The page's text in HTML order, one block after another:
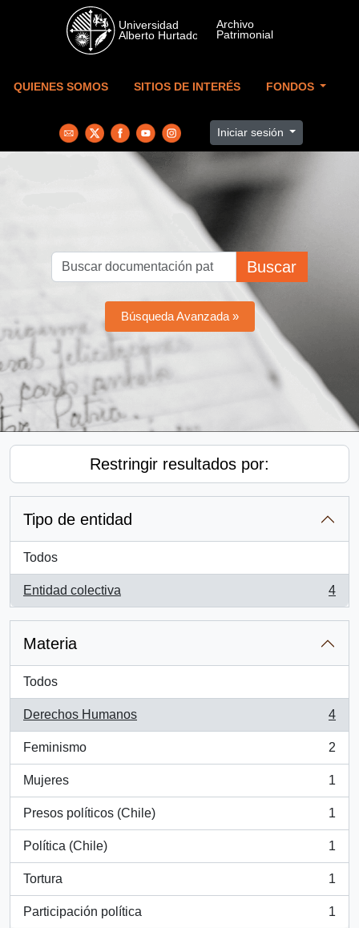
Skip to main content
QUIENES SOMOS SITIOS DE INTERÉS FONDOS
Iniciar sesión
Buscar
Búsqueda Avanzada »
Restringir resultados por:
Tipo de entidad
Todos
Entidad colectiva
, 4 resultados
4
Materia
Todos
Derechos Humanos
, 4 resultados
4
Feminismo
, 2 resultados
2
Mujeres
, 1 resultados
1
Presos políticos (Chile)
, 1 resultados
1
Política (Chile)
, 1 resultados
1
Tortura
, 1 resultados
1
Participación política
, 1 resultados
1